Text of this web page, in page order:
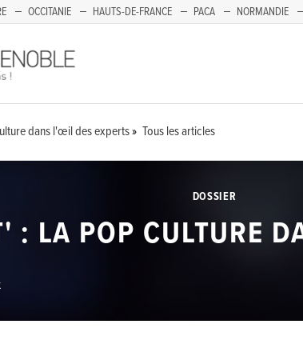
OCCITANIE HAUTS-DE-FRANCE PACA NORMANDIE
dans l'œil des experts Tous les articles
DOSSIER
: LA POP CULTURE